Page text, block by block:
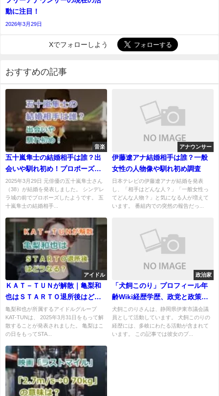
動に注目！
2026年3月29日
Xでフォローしよう
おすすめの記事
音楽
五十嵐隼士の結婚相手は誰？出
会いや馴れ初め！プロポーズは
シンデレラ城の前で！
2025年3月29日 元俳優の五十嵐隼士さん
（38）が結婚を発表しました。 シンデレ
ラ城の前でプロポーズしたようです。 五
十嵐隼士の結婚相手...
アナウンサー
伊藤遼アナ結婚相手は誰？一般
女性の人物像や馴れ初め調査
日本テレビの伊藤遼アナが結婚を発表
し、「相手はどんな人？」「一般女性っ
てどんな人物？」と気になる人が増えて
います。 番組内での突然の報告だっ...
アイドル
ＫＡＴ－ＴＵＮが解散｜亀梨和
也はＳＴＡＲＴＯ退所後はどう
なる？
亀梨和也が所属するアイドルグループ
KAT-TUNは、 2025年3月31日をもって解
散することが発表されました。 亀梨はこ
の日をもってSTA...
政治家
「犬飼このり」プロフィール年
齢Wiki経歴学歴、政党と政策を
紹介！舞台俳優のキャリア
犬飼このりさんは、静岡県伊東市議会議
員として活動しています。 犬飼このりの
経歴には、多岐にわたる活動が含まれて
います。 この記事では彼女のプ...